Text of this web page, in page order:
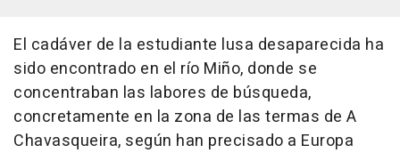
El cadáver de la estudiante lusa desaparecida ha
sido encontrado en el río Miño, donde se
concentraban las labores de búsqueda,
concretamente en la zona de las termas de A
Chavasqueira, según han precisado a Europa